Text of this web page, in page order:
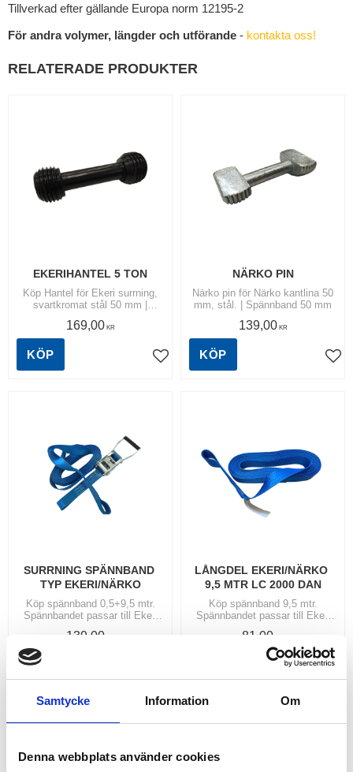
Samtycke Information Om
Denna webbplats använder cookies
Tillverkad efter gällande Europa norm 12195-2
För andra volymer, längder och utförande - kontakta oss!
RELATERADE PRODUKTER
EKERIHANTEL 5 TON
Köp Hantel för Ekeri surrning,
svartkromat stål 50 mm |
Reservdelar & Tillbehör
169,00KR
Lägg till i favoriter
KÖP
NÄRKO PIN
Närko pin för Närko kantlina 50
mm, stål. | Spännband 50 mm
139,00KR
KÖP
SURRNING SPÄNNBAND
TYP EKERI/NÄRKO
Köp spännband 0,5+9,5 mtr.
Spännbandet passar till Ekeri
EKERI/NÄRKO pinne ingår ej!
139,00
INFO
LÅNGDEL EKERI/NÄRKO
9,5 MTR LC 2000 DAN
Köp spännband 9,5 mtr.
Spännbandet passar till Ekeri
EKERI/NÄRKO pinne ingår ej!
81,00